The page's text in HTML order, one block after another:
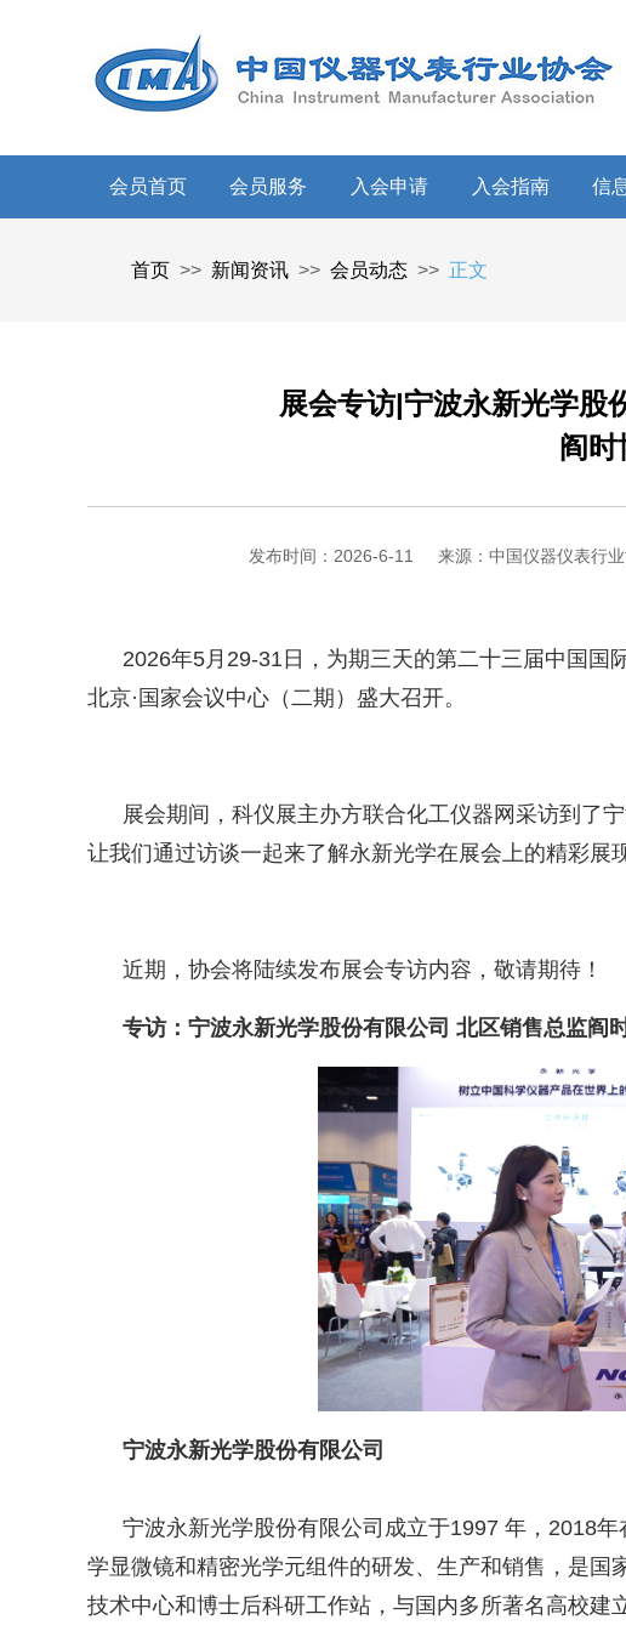
会员首页 会员服务 入会申请 入会指南 信
首页 >> 新闻资讯 >> 会员动态 >> 正文
展会专访|宁波永新光学股
阎时
发布时间：2026-6-11 来源：中国仪器仪表行
2026年5月 29-31 日，为期三天的第二十三届中国国
北京·国家会议中心（二期）盛大召开。
展会期间，科仪展主办方联合化工仪器网采访到了
让我们通过访谈一起来了解永新光学在展会上的精彩展现
近期，协会将陆续发布展会专访内容，敬请期待！
专访：宁波永新光学股份有限公司 北区销售总监阎
宁波永新光学股份有限公司
宁波永新光学股份有限公司成立于1997年， 2018年
学显微镜和精密光学元组件的研发、生产和销售，是
技术中心和博士后科研工作站，与国内多所著名高校